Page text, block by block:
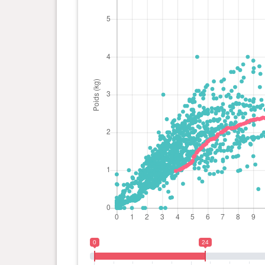
0 an(s), 9 mois et 25 jour(s)
0 an(s), 9 mois et 19 jour(s) 2.39 kg
0 an(s), 9 mois et 16 jour(s) 2.37 kg
0 an(s), 9 mois et 12 jour(s) 2.35 kg
0 an(s), 9 mois et 8 jour(s)
0 an(s), 9 mois et 5 jour(s) 2.34 kg
0 an(s), 9 mois et 3 jour(s)
0 24